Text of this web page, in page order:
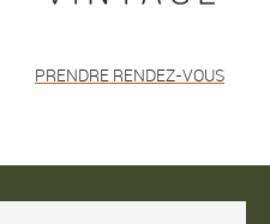
PRENDRE RENDEZ-VOUS